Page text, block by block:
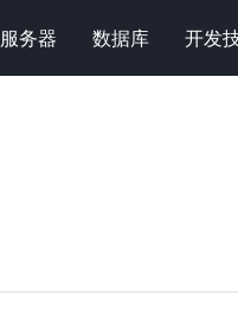
服务器 数据库 开发